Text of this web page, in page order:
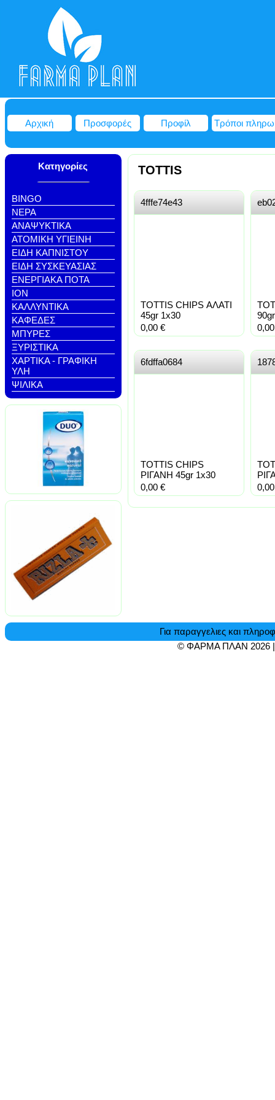
Αρχική Προσφορές Προφίλ Τρόποι
Κατηγορίες
BINGO
NEΡΑ
ΑΝΑΨΥΚΤΙΚΑ
ΑΤΟΜΙΚΗ ΥΓΙΕΙΝΗ
ΕΙΔΗ ΚΑΠΝΙΣΤΟΥ
ΕΙΔΗ ΣΥΣΚΕΥΑΣΙΑΣ
ΕΝΕΡΓΙΑΚΑ ΠΟΤΑ
ΙΟΝ
ΚΑΛΛΥΝΤΙΚΑ
ΚΑΦΕΔΕΣ
ΜΠΥΡΕΣ
ΞΥΡΙΣΤΙΚΑ
ΧΑΡΤΙΚΑ - ΓΡΑΦΙΚΗ
ΥΛΗ
ΨΙΛΙΚΑ
TOTTIS
4fffe74e43
TOTTIS CHIPS ΑΛΑΤΙ
45gr 1x30
0,00 €
6fdffa0684
TOTTIS CHIPS
ΡΙΓΑΝΗ 45gr 1x30
0,00 €
Για παραγγελιες και
© ΦΑΡΜΑ ΠΛΑΝ 2026